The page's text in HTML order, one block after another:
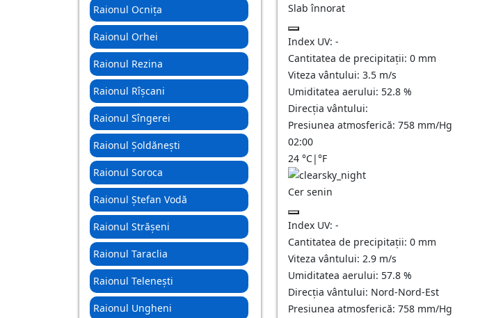
Raionul Ocnița
Raionul Orhei
Raionul Rezina
Raionul Rîșcani
Raionul Sîngerei
Raionul Șoldănești
Raionul Soroca
Raionul Ștefan Vodă
Raionul Strășeni
Raionul Taraclia
Raionul Telenești
Raionul Ungheni
Slab înnorat
Index UV: -
Cantitatea de precipitații: 0 mm
Viteza vântului: 3.5 m/s
Umiditatea aerului: 52.8 %
Direcția vântului:
Presiunea atmosferică: 758 mm/Hg
02:00
24 °C|°F
Cer senin
Index UV: -
Cantitatea de precipitații: 0 mm
Viteza vântului: 2.9 m/s
Umiditatea aerului: 57.8 %
Direcția vântului: Nord-Nord-Est
Presiunea atmosferică: 758 mm/Hg